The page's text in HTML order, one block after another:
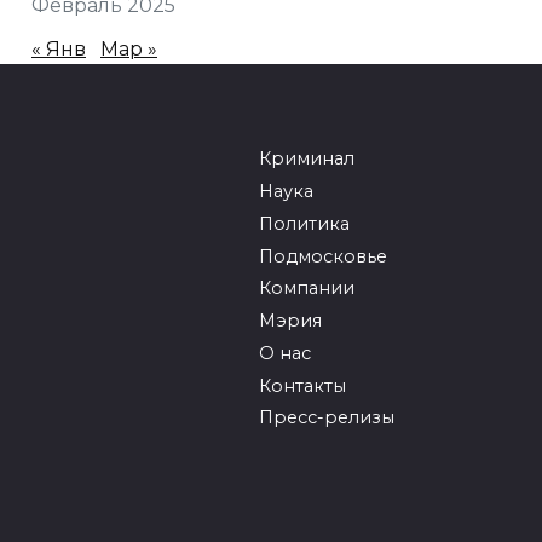
Февраль 2025
« Янв
Мар »
Криминал
Наука
Политика
Подмосковье
Компании
Мэрия
О нас
Контакты
Пресс-релизы